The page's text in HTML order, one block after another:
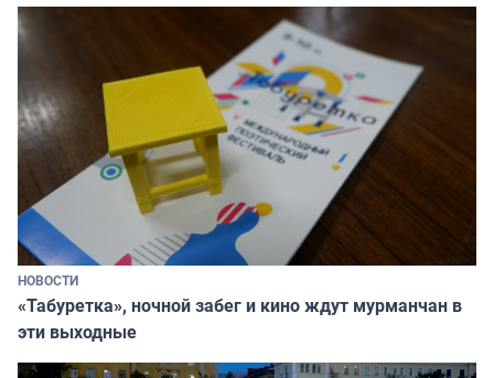
НОВОСТИ
«Табуретка», ночной забег и кино ждут мурманчан в
эти выходные